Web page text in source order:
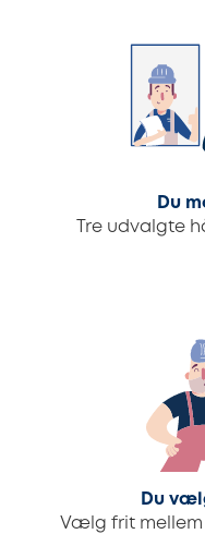
Du
Tre udvalgte
Du
Vælg frit